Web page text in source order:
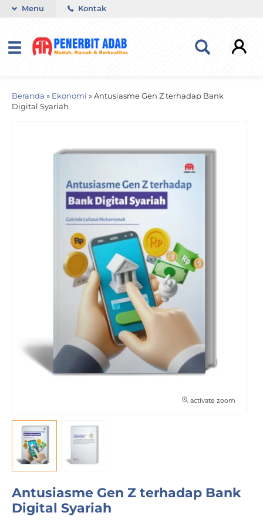
Menu Kontak
Beranda » Ekonomi » Antusiasme Gen Z terhadap Bank
Digital Syariah
activate zoom
Antusiasme Gen Z terhadap Bank
Digital Syariah